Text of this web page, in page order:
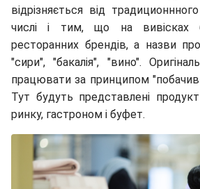
відрізняється від
числі і тим, що на вивісках
ресторанних брендів, а назви
"сири", "бакалія", "вино".
працювати за принципом
Тут будуть представлені
ринку, гастроном і буфет.